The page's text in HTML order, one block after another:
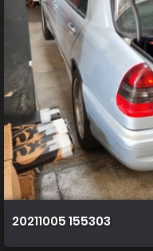
20211005 155303